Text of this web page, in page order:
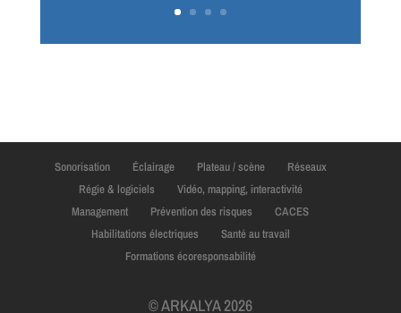
Sonorisation Éclairage Plateau / scène
Réseaux
Régie & logiciels
Vidéo, mapping, interactivité
Management
Prévention des risques
CACES
Habilitations électriques
Santé au travail
Formations écoresponsabilité
© ARKALYA 2026